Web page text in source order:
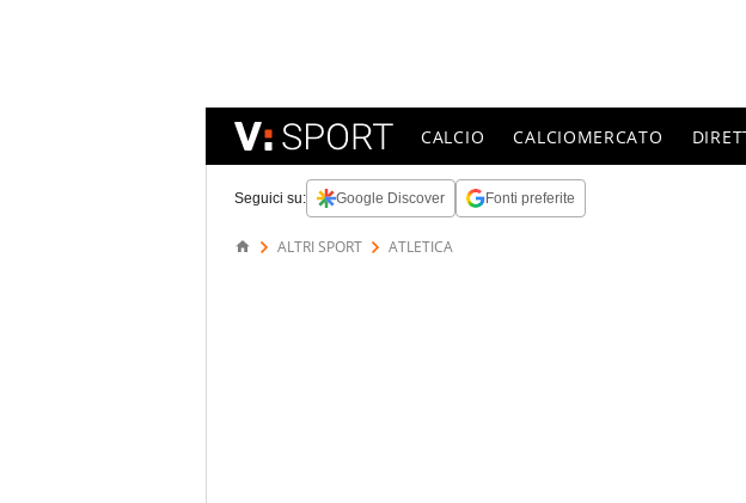
CALCIO CALCIOMERCATO
Seguici su: Google Discover Fonti preferite
ALTRI SPORT ATLETICA